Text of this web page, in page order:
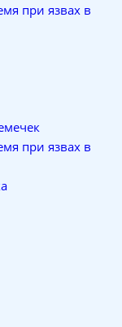
при язвах в
при язвах в